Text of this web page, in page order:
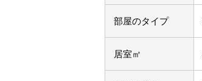
部屋のタイプ
居室㎡